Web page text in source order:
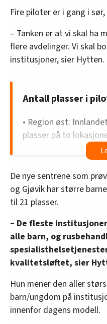
Fire piloter er i gang i
– Tanken er at vi skal ha
flere avdelinger. Vi skal
institusjoner, sier Hytten.
Antall plasser i
• Region øst:
plasser på to
• Region sør:
• Region vest: Fana
ungdomssenter har 17
• Region Nord: Bodø
plasser.
Kilde: Barne- og
De nye sentrene som
og Gjøvik har større
til 21 plasser.
– De fleste
alle barn, og
kvalitetsløftet, sier
Hun mener den aller
barn/ungdom på
innenfor dagens modell.